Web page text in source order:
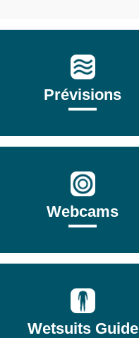
Prévisions
Webcams
Wetsuits Guide